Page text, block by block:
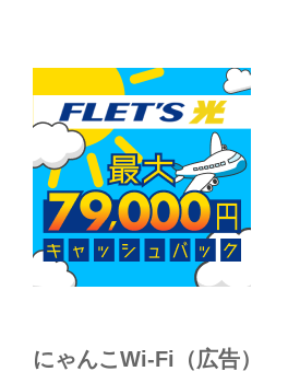
にゃんこWi-Fi（広告）